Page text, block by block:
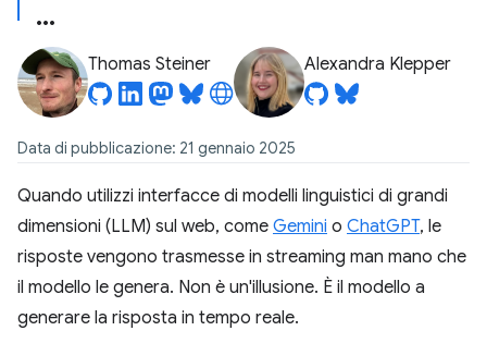
Thomas Steiner Alexandra Klepper
Data di pubblicazione: 21 gennaio 2025
Quando utilizzi interfacce di modelli linguistici di grandi
dimensioni (LLM) sul web, come Gemini o ChatGPT, le
risposte vengono trasmesse in streaming man mano che
il modello le genera. Non è un'illusione. È il modello a
generare la risposta in tempo reale.